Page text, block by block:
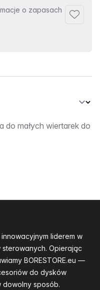
o zapasach
Dodaj
do małych wiertarek do
liderem w
Opierając
BORESTORE.eu —
do dysków
sposób.